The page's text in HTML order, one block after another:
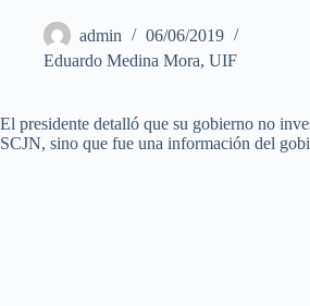
admin
06/06/2019
Eduardo Medina Mora, UIF
El presidente detalló que su gobierno no
SCJN, sino que fue una información del